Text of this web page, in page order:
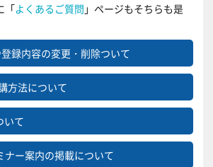
「よくあるご質問 」ページもそちらも是
録内容の変更・削除ついて
方法について
いて
ナー案内の掲載について